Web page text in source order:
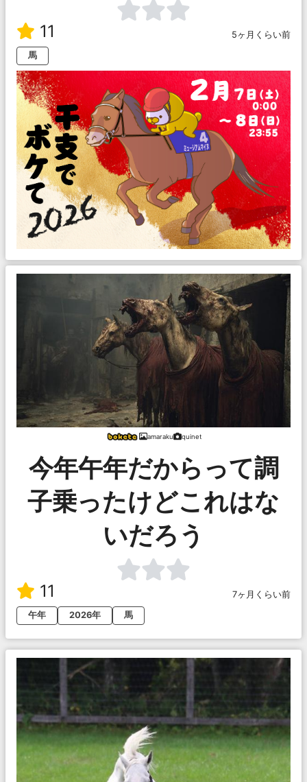
11
5ヶ月くらい前
馬
amaraku quinet
今年午年だからって調
子乗ったけどこれはな
いだろう
11
7ヶ月くらい前
午年
2026年 馬